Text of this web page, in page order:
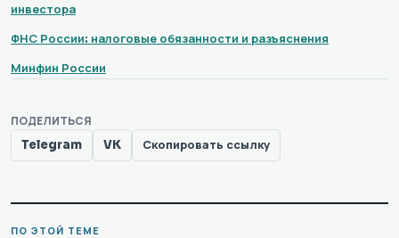
инвестора
ФНС России: налоговые обязанности и разъяснения
Минфин России
ПОДЕЛИТЬСЯ
Telegram VK Скопировать ссылку
ПО ЭТОЙ ТЕМЕ